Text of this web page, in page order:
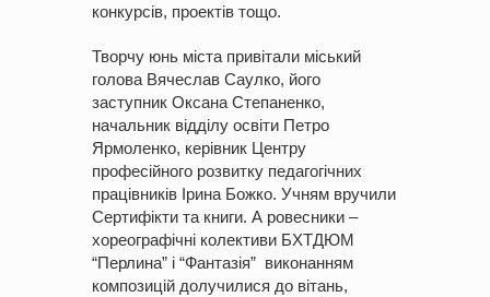
конкурсів, проектів тощо.
Творчу юнь міста привітали міський
голова Вячеслав Саулко, його
заступник Оксана Степаненко,
начальник відділу освіти Петро
Ярмоленко, керівник Центру
професійного розвитку педагогічних
працівників Ірина Божко. Учням вручили
Сертифікти та книги. А ровесники –
хореографічні колективи БХТДЮМ
“Перлина” і “Фантазія” виконанням
композицій долучилися до вітань,